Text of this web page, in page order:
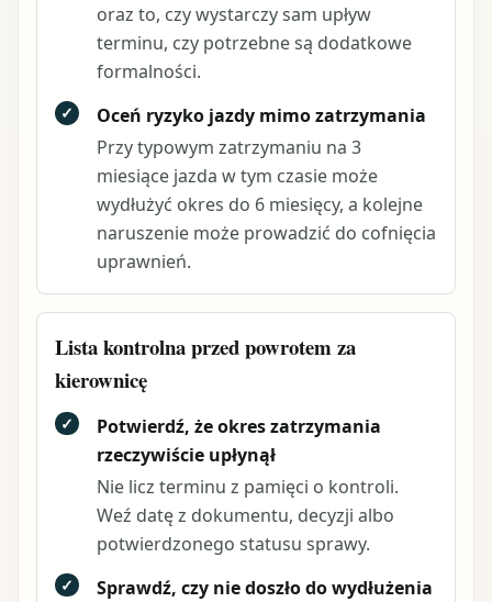
oraz to, czy wystarczy sam upływ
terminu, czy potrzebne są dodatkowe
formalności.
✓
Oceń ryzyko jazdy mimo zatrzymania
Przy typowym zatrzymaniu na 3
miesiące jazda w tym czasie może
wydłużyć okres do 6 miesięcy, a kolejne
naruszenie może prowadzić do cofnięcia
uprawnień.
Lista kontrolna przed powrotem za
kierownicę
✓
Potwierdź, że okres zatrzymania
rzeczywiście upłynął
Nie licz terminu z pamięci o kontroli.
Weź datę z dokumentu, decyzji albo
potwierdzonego statusu sprawy.
✓
Sprawdź, czy nie doszło do wydłużenia